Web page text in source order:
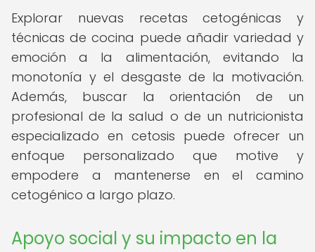
Explorar nuevas recetas cetogénicas y
técnicas de cocina puede añadir variedad y
emoción a la alimentación, evitando la
monotonía y el desgaste de la motivación.
Además, buscar la orientación de un
profesional de la salud o de un nutricionista
especializado en cetosis puede ofrecer un
enfoque personalizado que motive y
empodere a mantenerse en el camino
cetogénico a largo plazo.
Apoyo social y su impacto en la